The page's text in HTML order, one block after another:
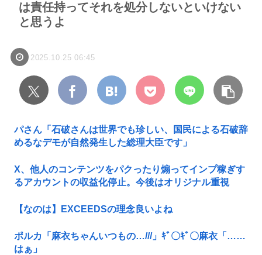
は責任持ってそれを処分しないといけない
と思うよ
2025.10.25 06:45
パさん「石破さんは世界でも珍しい、国民による石破辞
めるなデモが自然発生した総理大臣です」
X、他人のコンテンツをパクったり煽ってインプ稼ぎす
るアカウントの収益化停止。今後はオリジナル重視
【なのは】EXCEEDSの理念良いよね
ポルカ「麻衣ちゃんいつもの…///」ｷﾞ〇ｷﾞ〇麻衣「……
はぁ」